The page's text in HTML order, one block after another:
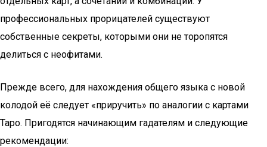
профессиональных прорицателей существуют
собственные секреты, которыми они не торопятся
делиться с неофитами.
Прежде всего, для нахождения общего языка с новой
колодой её следует «приручить» по аналогии с картами
Таро. Пригодятся начинающим гадателям и следующие
рекомендации: